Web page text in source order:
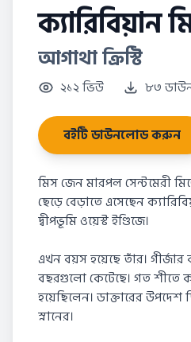
ক্যারিবিয়ান
আগাথা ক্রিস্টি
২১২ ভিউ ৮৩
বইটি ডাউনলোড করুন
মিস জেন মারপল সেন্টমেরী
ছেড়ে বেড়াতে এসেছেন
দ্বীপভূমি ওয়েস্ট ইণ্ডিজে।
এখন বয়স হয়েছে তাঁর। গীর্জার
বছরগুলো কেটেছে। গত শীতে
হয়েছিলেন। ডাক্তারের
স্নানের।